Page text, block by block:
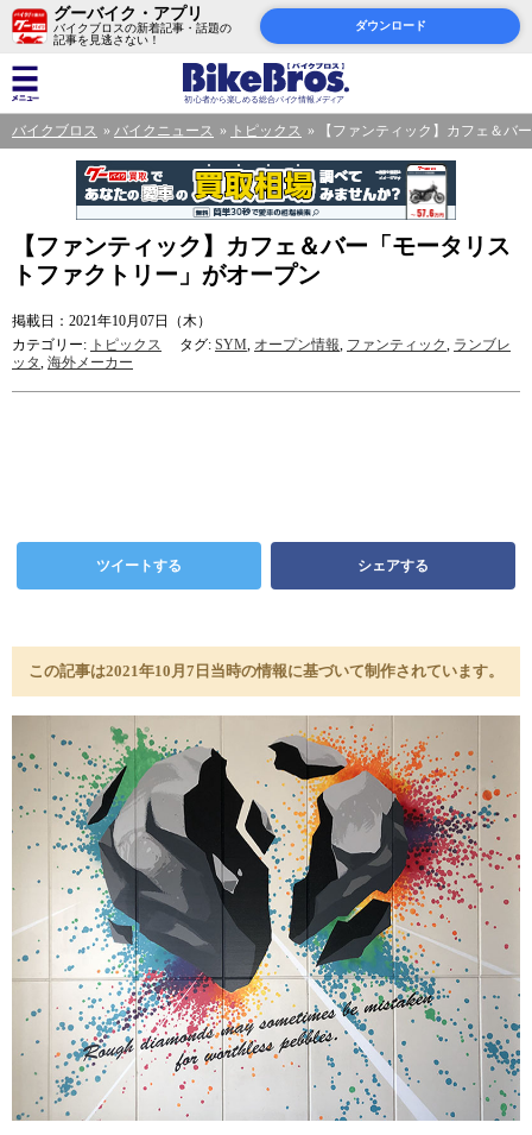
グーバイク・アプリ
バイクブロスの新着記事・話題の
記事を見逃さない！
ダウンロード
バイクブロス バイクニュース トピックス 【ファンティック】カフェ＆バ
【ファンティック】カフェ＆バー「モータリス
トファクトリー」がオープン
掲載日：2021年10月07日（木）
カテゴリー: トピックス タグ: SYM, オープン情報, ファンティック, ランブレ
ッタ, 海外メーカー
ツイートする シェアする
この記事は2021年10月7日当時の情報に基づいて制作されています。